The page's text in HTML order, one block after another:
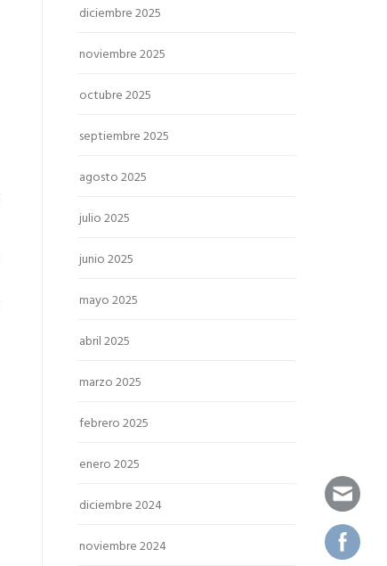
diciembre 2025
noviembre 2025
octubre 2025
septiembre 2025
agosto 2025
julio 2025
junio 2025
mayo 2025
abril 2025
marzo 2025
febrero 2025
enero 2025
diciembre 2024
noviembre 2024